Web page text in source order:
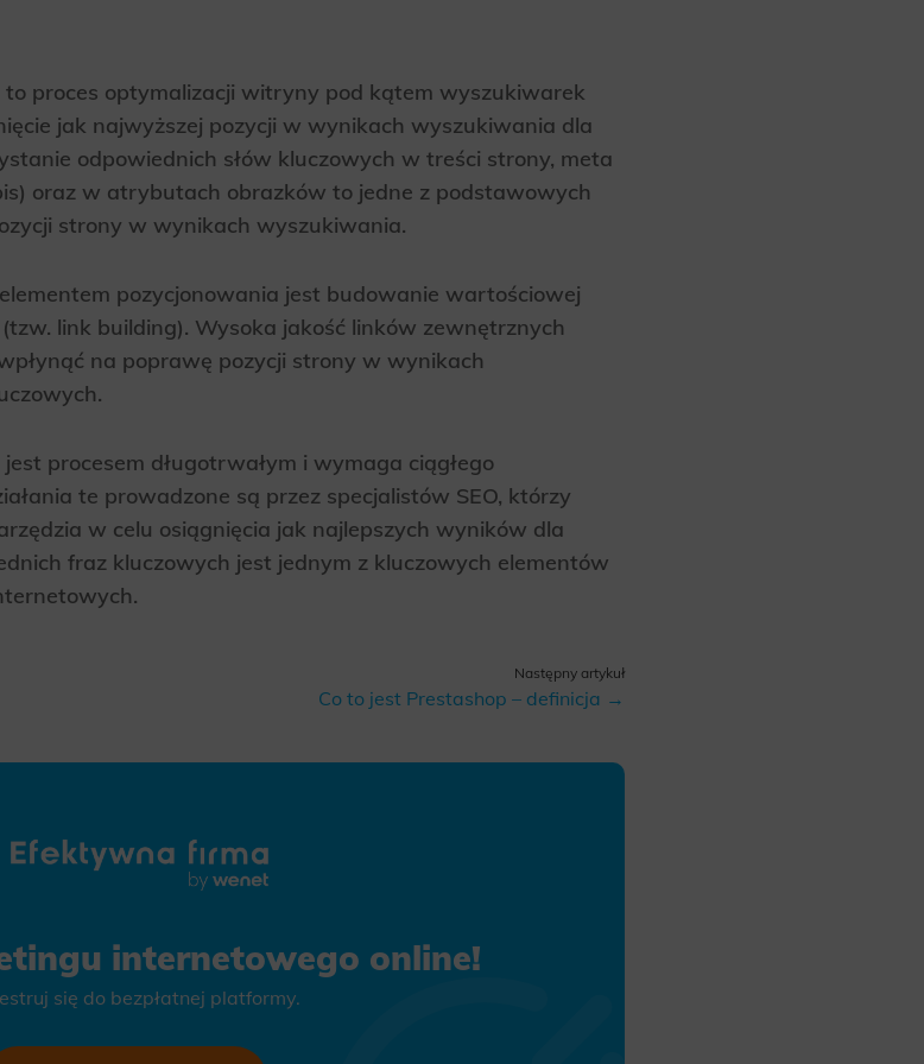
that, in conjunction with files installed while browsing other websites, profile the user,
and retargeting content deemed most appropriate.
proces optymalizacji witryny pod kątem wyszukiwarek
jak najwyższej pozycji w wynikach wyszukiwania dla
odpowiednich słów kluczowych w treści strony, meta
oraz w atrybutach obrazków to jedne z podstawowych
strony w wynikach wyszukiwania.
pozycjonowania jest budowanie wartościowej
link building). Wysoka jakość linków zewnętrznych
na poprawę pozycji strony w wynikach
procesem długotrwałym i wymaga ciągłego
te prowadzone są przez specjalistów SEO, którzy
w celu osiągnięcia jak najlepszych wyników dla
fraz kluczowych jest jednym z kluczowych elementów
Następny artykuł
Co to jest Prestashop – definicja →
internetowego online!
się do bezpłatnej platformy.